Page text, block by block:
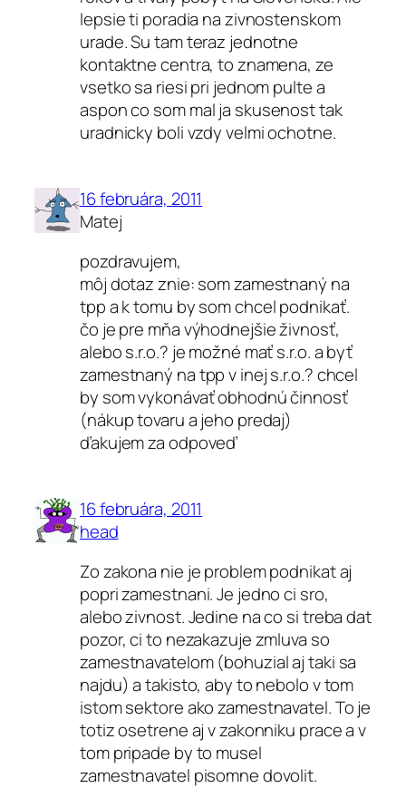
lepsie ti poradia na zivnostenskom
urade. Su tam teraz jednotne
kontaktne centra, to znamena, ze
vsetko sa riesi pri jednom pulte a
aspon co som mal ja skusenost tak
uradnicky boli vzdy velmi ochotne.
16 februára, 2011
Matej
pozdravujem,
môj dotaz znie: som zamestnaný na
tpp a k tomu by som chcel podnikať.
čo je pre mňa výhodnejšie živnosť,
alebo s.r.o.? je možné mať s.r.o. a byť
zamestnaný na tpp v inej s.r.o.? chcel
by som vykonávať obhodnú činnosť
(nákup tovaru a jeho predaj)
ďakujem za odpoveď
16 februára, 2011
head
Zo zakona nie je problem podnikat aj
popri zamestnani. Je jedno ci sro,
alebo zivnost. Jedine na co si treba dat
pozor, ci to nezakazuje zmluva so
zamestnavatelom (bohuzial aj taki sa
najdu) a takisto, aby to nebolo v tom
istom sektore ako zamestnavatel. To je
totiz osetrene aj v zakonniku prace a v
tom pripade by to musel
zamestnavatel pisomne dovolit.